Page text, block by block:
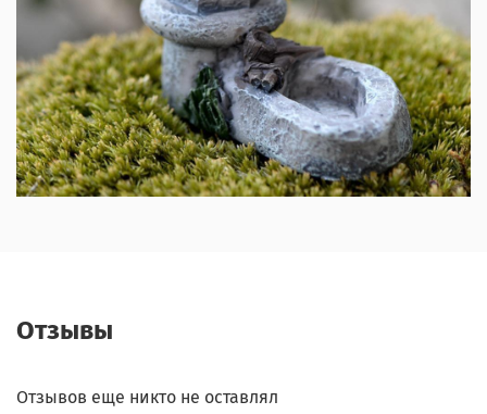
Отзывы
Отзывов еще никто не оставлял